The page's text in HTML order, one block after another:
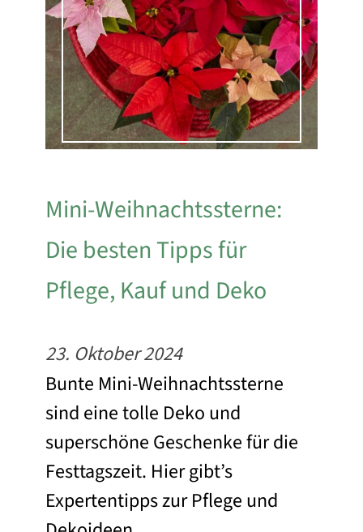
Mini-Weihnachtssterne:
Die besten Tipps für
Pflege, Kauf und Deko
23. Oktober 2024
Bunte Mini-Weihnachtssterne
sind eine tolle Deko und
superschöne Geschenke für die
Festtagszeit. Hier gibt’s
Expertentipps zur Pflege und